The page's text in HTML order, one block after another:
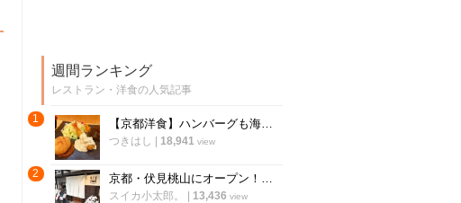
週間ランキング
レストラン・洋食の人気記事
1 【京都洋食】ハンバーグも海老フライも！選べるランチが人気の知る人ぞ知る実力店「食らう」
つきはし 18,941 view
2 京都・伏見桃山にオープン！うまい自家製パンも楽しめるビストロ「アルケミスト」
スイカ小太郎。 13,436 view